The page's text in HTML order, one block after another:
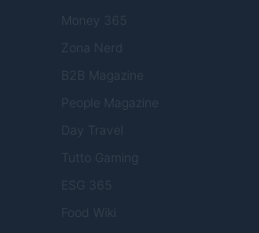
Money 365
Zona Nerd
B2B Magazine
People Magazine
Day Travel
Tutto Gaming
ESG 365
Food Wiki